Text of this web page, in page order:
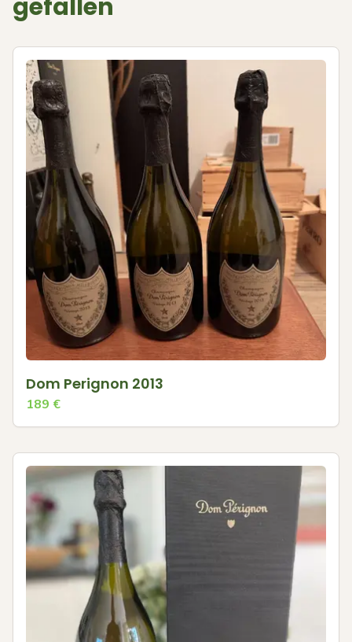
gefallen
Dom Perignon 2013
189 €